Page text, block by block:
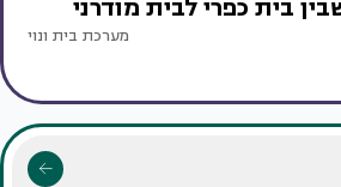
בית כפרי לבית מודרני
מערכת בית ונוי